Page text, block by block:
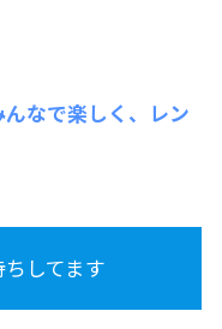
なで楽しく、レン
してます